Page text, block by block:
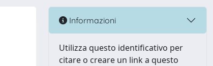
Informazioni
Utilizza questo identificativo per
citare o creare un link a questo